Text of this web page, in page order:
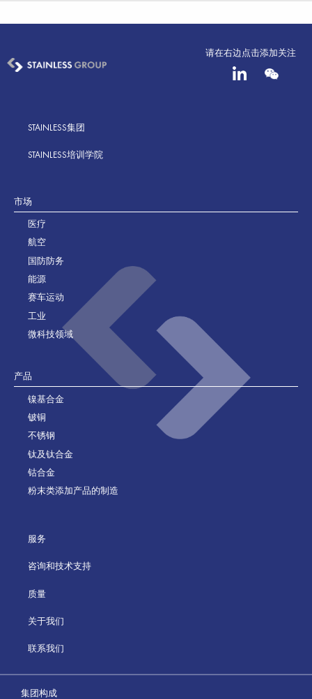
请在右边点击添加关注
STAINLESS集团
STAINLESS培训学院
市场
医疗
航空
国防防务
能源
赛车运动
工业
微科技领域
产品
镍基合金
铍铜
不锈钢
钛及钛合金
钴合金
粉末类添加产品的制造
服务
咨询和技术支持
质量
关于我们
联系我们
集团构成